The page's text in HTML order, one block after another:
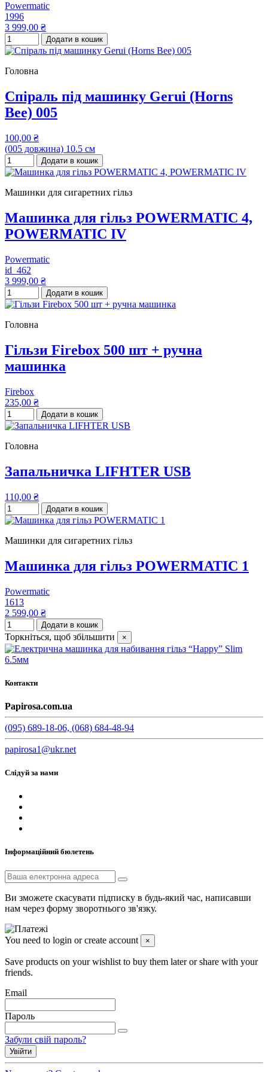
Powermatic
1996
3 999,00 ₴
Додати в кошик
Головна
Спіраль під машинку Gerui (Horns
Bee) 005
100,00 ₴
(005 довжина) 10.5 см
Додати в кошик
Машинки для сигаретних гільз
Машинка для гільз POWERMATIC 4,
POWERMATIC IV
Powermatic
id_462
3 999,00 ₴
Додати в кошик
Головна
Гільзи Firebox 500 шт + ручна
машинка
Firebox
235,00 ₴
Додати в кошик
Головна
Запальничка LIFHTER USB
110,00 ₴
Додати в кошик
Машинки для сигаретних гільз
Машинка для гільз POWERMATIC 1
Powermatic
1613
2 599,00 ₴
Додати в кошик
Торкніться, щоб збільшити ×
Контакти
Papirosa.com.ua
(095) 689-18-06, (068) 684-48-94
papirosa1@ukr.net
Слідуй за нами
Інформаційний бюлетень
Ви зможете скасувати підписку в будь-який час, написавши
нам через форму зворотнього зв'язку.
You need to login or create account ×
Save products on your wishlist to buy them later or share with your
friends.
Email
Пароль
Забули свій пароль?
Увійти